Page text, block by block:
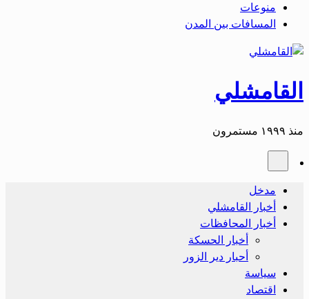
منوعات
المسافات بين المدن
القامشلي
منذ ١٩٩٩ مستمرون
مدخل
أخبار القامشلي
أخبار المحافظات
أخبار الحسكة
أحبار دير الزور
سياسة
اقتصاد